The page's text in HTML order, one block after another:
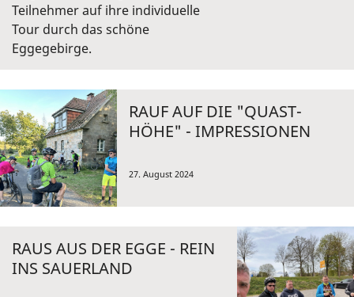
Teilnehmer auf ihre individuelle
Tour durch das schöne
Eggegebirge.
RAUF AUF DIE "QUAST-
HÖHE" - IMPRESSIONEN
27. August 2024
RAUS AUS DER EGGE - REIN
INS SAUERLAND